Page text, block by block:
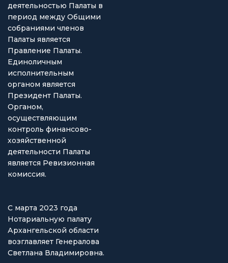
деятельностью Палаты в
период между Общими
собраниями членов
Палаты является
Правление Палаты.
Единоличным
исполнительным
органом является
Президент Палаты.
Органом,
осуществляющим
контроль финансово-
хозяйственной
деятельности Палаты
является Ревизионная
комиссия.
С марта 2023 года
Нотариальную палату
Архангельской области
возглавляет Генералова
Светлана Владимировна.